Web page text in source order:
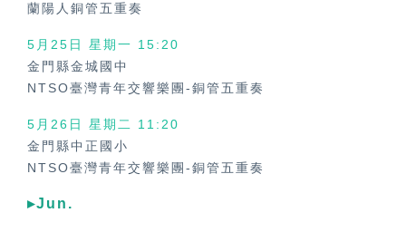
蘭陽人銅管五重奏
5月25日 星期一 15:20
金門縣金城國中
NTSO臺灣青年交響樂團-銅管五重奏
5月26日 星期二 11:20
金門縣中正國小
NTSO臺灣青年交響樂團-銅管五重奏
▸Jun.